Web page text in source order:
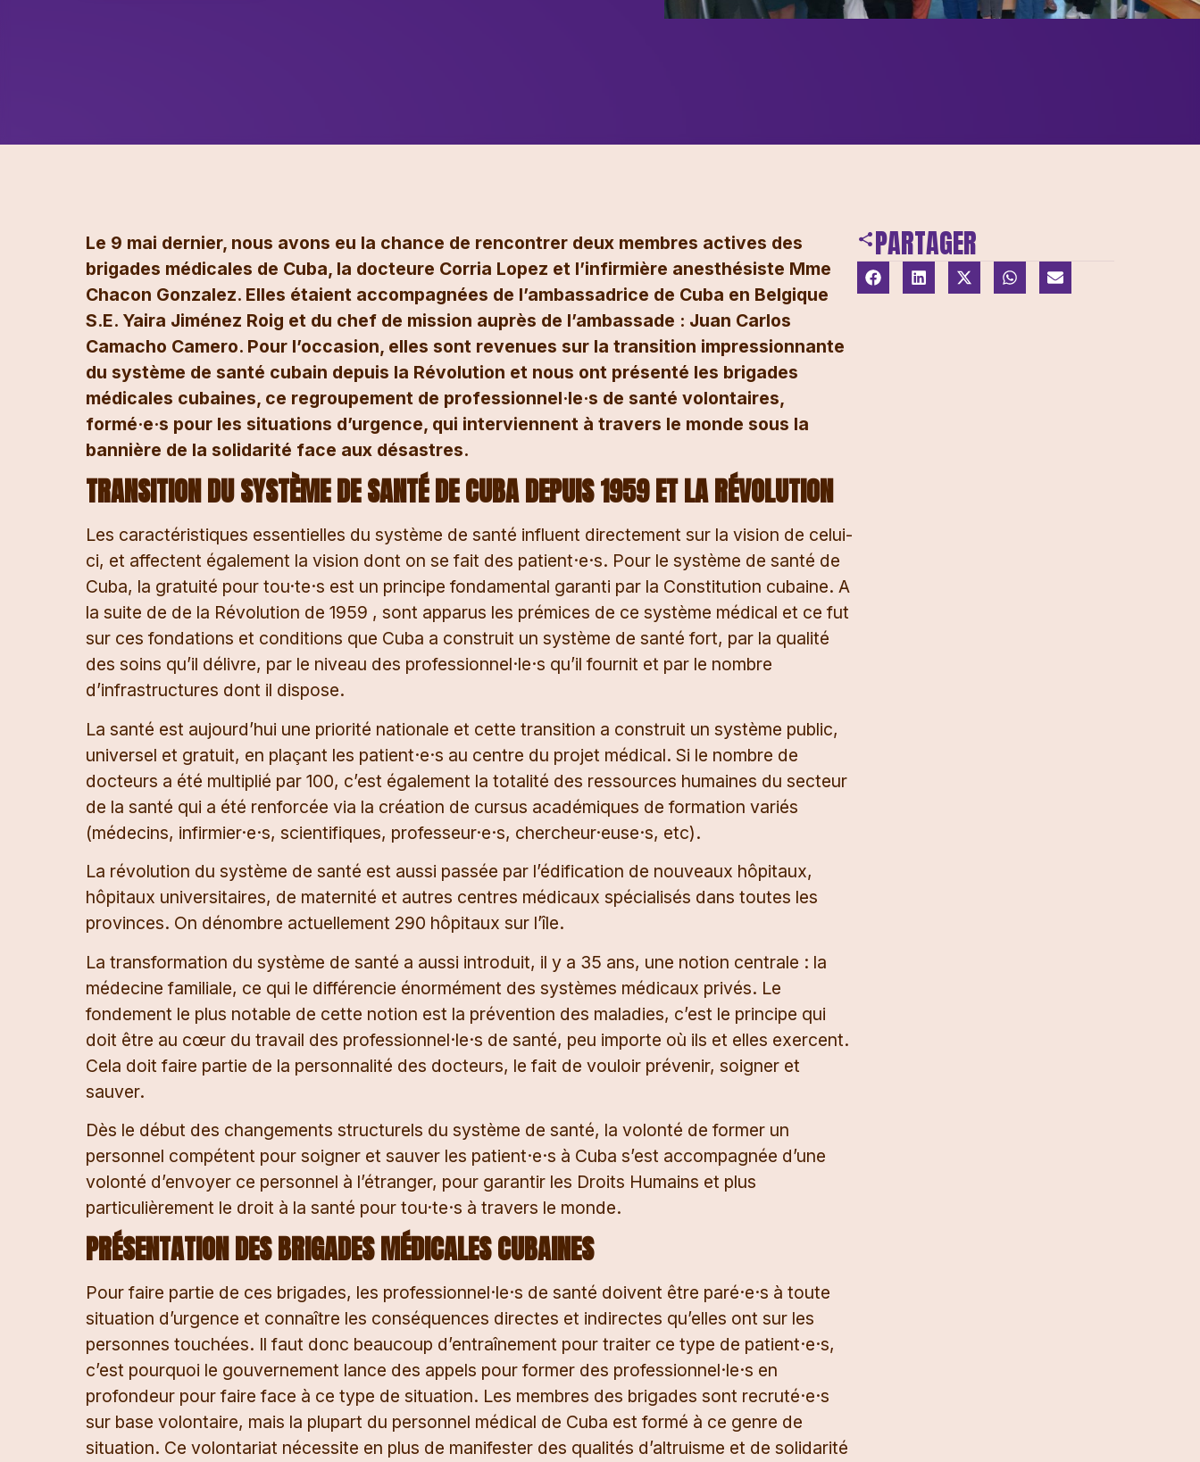
Le 9 mai dernier, nous avons eu la chance de rencontrer deux membres actives des
brigades médicales de Cuba, la docteure Corria Lopez et l’infirmière anesthésiste Mme
Chacon Gonzalez. Elles étaient accompagnées de l’ambassadrice de Cuba en Belgique
S.E. Yaira Jiménez Roig et du chef de mission auprès de l’ambassade : Juan Carlos
Camacho Camero. Pour l’occasion, elles sont revenues sur la transition impressionnante
du système de santé cubain depuis la Révolution et nous ont présenté les brigades
médicales cubaines, ce regroupement de professionnel·le·s de santé volontaires,
formé·e·s pour les situations d’urgence, qui interviennent à travers le monde sous la
bannière de la solidarité face aux désastres.
TRANSITION DU SYSTÈME DE SANTÉ DE CUBA DEPUIS 1959 ET LA RÉVOLUTION
Les caractéristiques essentielles du système de santé influent directement sur la vision de celui-
ci, et affectent également la vision dont on se fait des patient·e·s. Pour le système de santé de
Cuba, la gratuité pour tou·te·s est un principe fondamental garanti par la Constitution cubaine. A
la suite de de la Révolution de 1959 , sont apparus les prémices de ce système médical et ce fut
sur ces fondations et conditions que Cuba a construit un système de santé fort, par la qualité
des soins qu’il délivre, par le niveau des professionnel·le·s qu’il fournit et par le nombre
d’infrastructures dont il dispose.
La santé est aujourd’hui une priorité nationale et cette transition a construit un système public,
universel et gratuit, en plaçant les patient·e·s au centre du projet médical. Si le nombre de
docteurs a été multiplié par 100, c’est également la totalité des ressources humaines du secteur
de la santé qui a été renforcée via la création de cursus académiques de formation variés
(médecins, infirmier·e·s, scientifiques, professeur·e·s, chercheur·euse·s, etc).
La révolution du système de santé est aussi passée par l’édification de nouveaux hôpitaux,
hôpitaux universitaires, de maternité et autres centres médicaux spécialisés dans toutes les
provinces. On dénombre actuellement 290 hôpitaux sur l’île.
La transformation du système de santé a aussi introduit, il y a 35 ans, une notion centrale : la
médecine familiale, ce qui le différencie énormément des systèmes médicaux privés. Le
fondement le plus notable de cette notion est la prévention des maladies, c’est le principe qui
doit être au cœur du travail des professionnel·le·s de santé, peu importe où ils et elles exercent.
Cela doit faire partie de la personnalité des docteurs, le fait de vouloir prévenir, soigner et
sauver.
Dès le début des changements structurels du système de santé, la volonté de former un
personnel compétent pour soigner et sauver les patient·e·s à Cuba s’est accompagnée d’une
volonté d’envoyer ce personnel à l’étranger, pour garantir les Droits Humains et plus
particulièrement le droit à la santé pour tou·te·s à travers le monde.
PRÉSENTATION DES BRIGADES MÉDICALES CUBAINES
Pour faire partie de ces brigades, les professionnel·le·s de santé doivent être paré·e·s à toute
situation d’urgence et connaître les conséquences directes et indirectes qu’elles ont sur les
personnes touchées. Il faut donc beaucoup d’entraînement pour traiter ce type de patient·e·s,
c’est pourquoi le gouvernement lance des appels pour former des professionnel·le·s en
profondeur pour faire face à ce type de situation. Les membres des brigades sont recruté·e·s
sur base volontaire, mais la plupart du personnel médical de Cuba est formé à ce genre de
situation. Ce volontariat nécessite en plus de manifester des qualités d’altruisme et de solidarité
PARTAGER